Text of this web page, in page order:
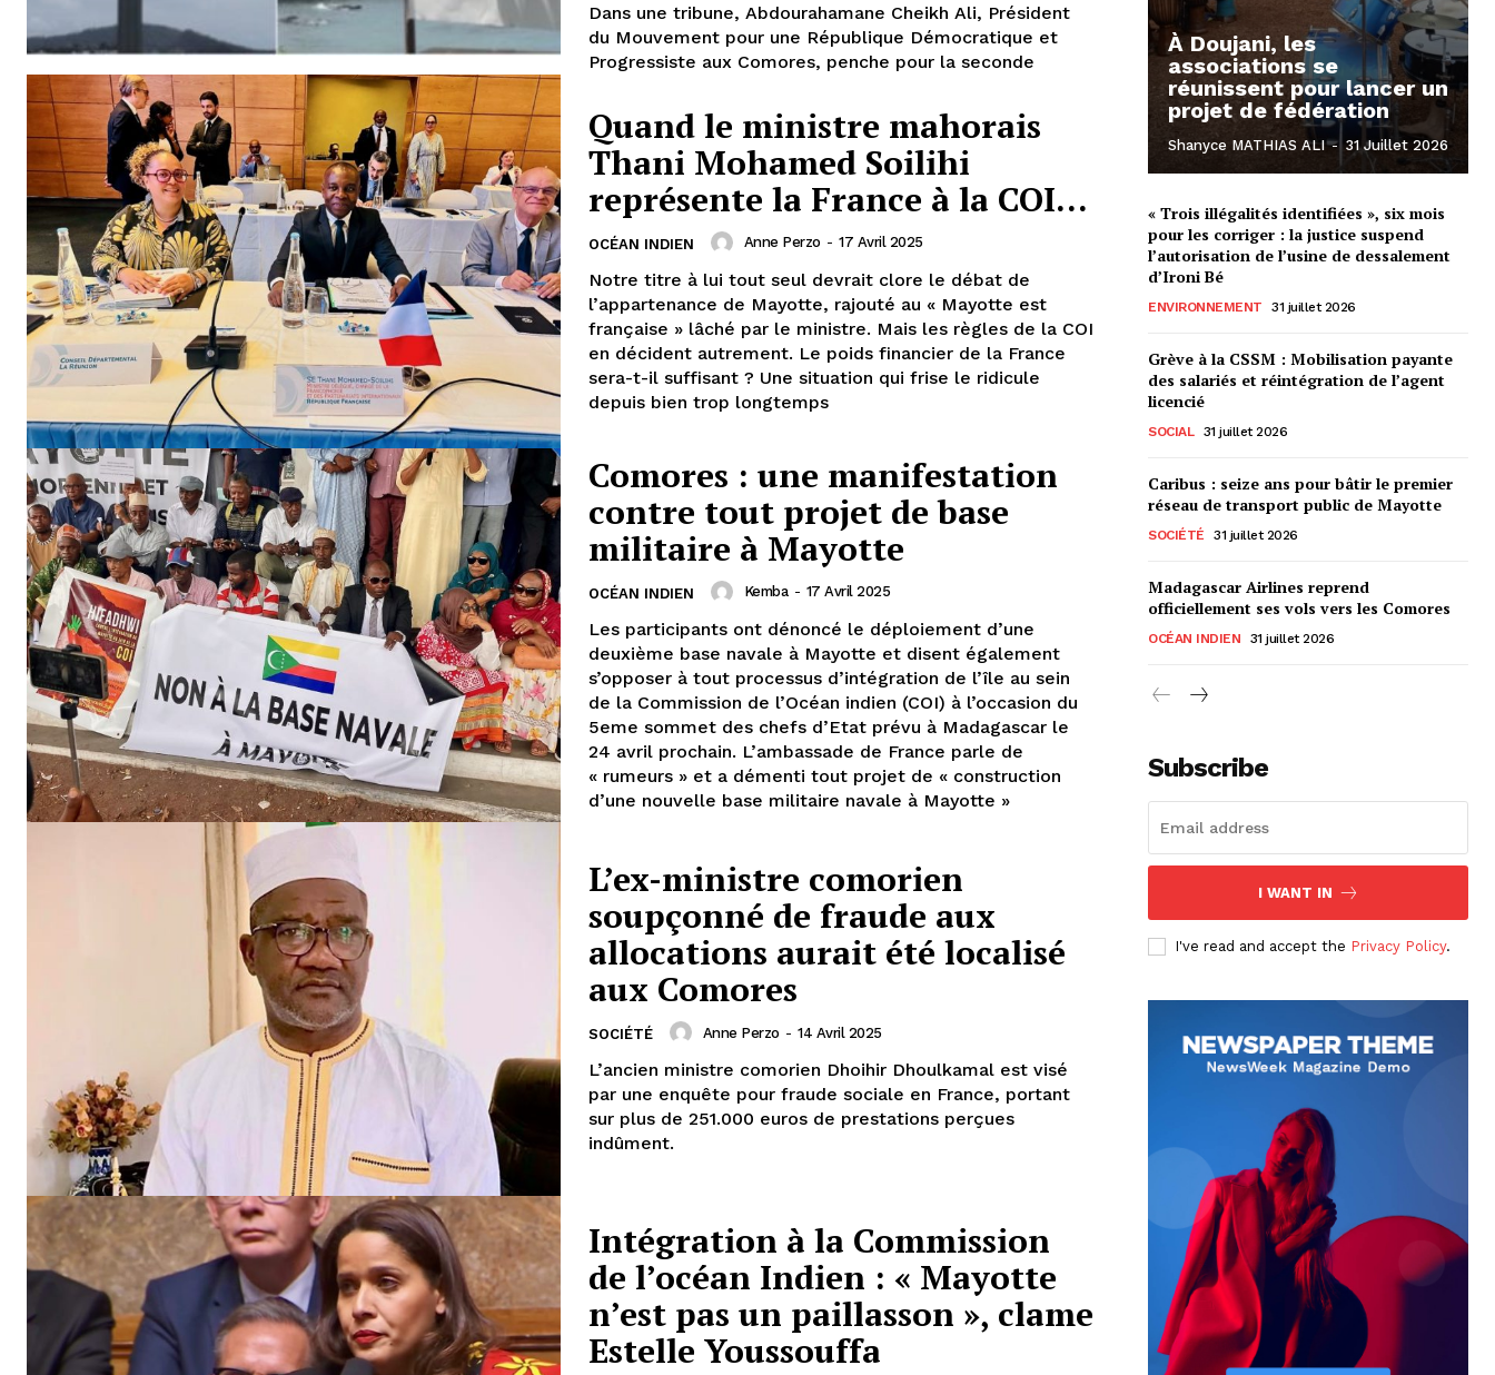
Dans une tribune, Abdourahamane Cheikh Ali, Président
du Mouvement pour une République Démocratique et
Progressiste aux Comores, penche pour la seconde
Quand le ministre mahorais
Thani Mohamed Soilihi
représente la France à la COI…
OCÉAN INDIEN Anne Perzo - 17 Avril 2025
Notre titre à lui tout seul devrait clore le débat de
l’appartenance de Mayotte, rajouté au « Mayotte est
française » lâché par le ministre. Mais les règles de la COI
en décident autrement. Le poids financier de la France
sera-t-il suffisant ? Une situation qui frise le ridicule
depuis bien trop longtemps
Comores : une manifestation
contre tout projet de base
militaire à Mayotte
OCÉAN INDIEN Kemba - 17 Avril 2025
Les participants ont dénoncé le déploiement d’une
deuxième base navale à Mayotte et disent également
s’opposer à tout processus d’intégration de l’île au sein
de la Commission de l’Océan indien (COI) à l’occasion du
5eme sommet des chefs d’Etat prévu à Madagascar le
24 avril prochain. L’ambassade de France parle de
« rumeurs » et a démenti tout projet de « construction
d’une nouvelle base militaire navale à Mayotte »
L’ex-ministre comorien
soupçonné de fraude aux
allocations aurait été localisé
aux Comores
SOCIÉTÉ Anne Perzo - 14 Avril 2025
L’ancien ministre comorien Dhoihir Dhoulkamal est visé
par une enquête pour fraude sociale en France, portant
sur plus de 251.000 euros de prestations perçues
indûment.
Intégration à la Commission
de l’océan Indien : « Mayotte
n’est pas un paillasson », clame
Estelle Youssouffa
À Doujani, les
associations se
réunissent pour lancer un
projet de fédération
Shanyce MATHIAS ALI - 31 Juillet 2026
« Trois illégalités identifiées », six mois
pour les corriger : la justice suspend
l’autorisation de l’usine de dessalement
d’Ironi Bé
ENVIRONNEMENT 31 juillet 2026
Grève à la CSSM : Mobilisation payante
des salariés et réintégration de l’agent
licencié
SOCIAL 31 juillet 2026
Caribus : seize ans pour bâtir le premier
réseau de transport public de Mayotte
SOCIÉTÉ 31 juillet 2026
Madagascar Airlines reprend
officiellement ses vols vers les Comores
OCÉAN INDIEN 31 juillet 2026
Subscribe
I WANT IN
I've read and accept the Privacy Policy.